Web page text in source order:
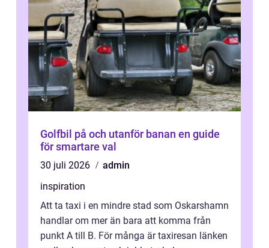
Golfbil på och utanför banan en guide
för smartare val
30 juli 2026
admin
inspiration
Att ta taxi i en mindre stad som Oskarshamn
handlar om mer än bara att komma från
punkt A till B. För många är taxiresan länken